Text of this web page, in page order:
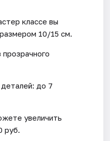
классе вы
10/15 см.
деталей: до 7
увеличить
руб.